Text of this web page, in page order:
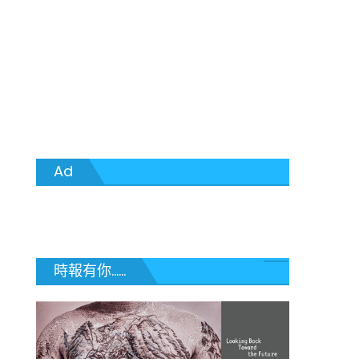
Ad
時報有你......